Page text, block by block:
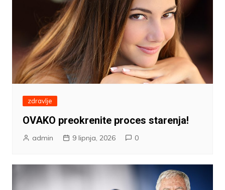
zdravlje
OVAKO preokrenite proces starenja!
admin 9 lipnja, 2026 0